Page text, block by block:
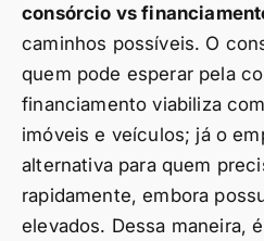
consórcio vs
caminhos possíveis. O
quem pode esperar pela
financiamento viabiliza
imóveis e veículos; já o
alternativa para quem
rapidamente, embora
elevados. Dessa maneira,